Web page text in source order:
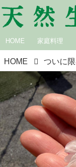
HOME 家庭料理
HOME